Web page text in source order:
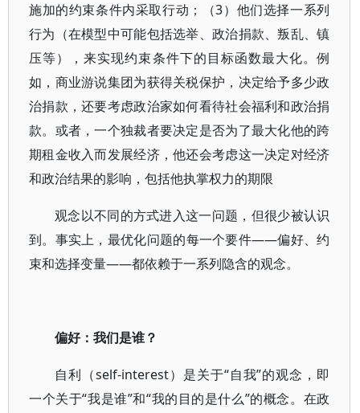
施加的约束条件内采取行动；（3）他们选择一系列
行为（在模型中可能包括选举、政治捐款、叛乱、镇
压等），来实现约束条件下的目标函数最大化。例
如，商业游说集团为获得关税保护，决定给予多少政
治捐款，还要考虑政治家如何看待社会福利和政治捐
款。或者，一个独裁者要决定是否为了最大化他的跨
期租金收入而发展经济，他还会考虑这一决定对经济
和政治结果的影响，包括他执掌权力的期限
观念以不同的方式进入这一问题，但很少被认识
到。事实上，最优化问题的每一个要件——偏好、约
束和选择变量——都依赖于一系列隐含的观念。
偏好：我们是谁？
自利（self-interest）是关于“自我”的观念，即
一个关于“我是谁”和“我的目的是什么”的概念。在政